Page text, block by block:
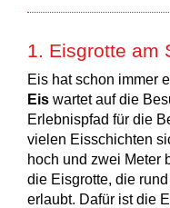
1. Eisgrotte am
Eis hat schon immer
Eis wartet auf die
Erlebnispfad für die
vielen Eisschichten
hoch und zwei Meter
die Eisgrotte, die
erlaubt. Dafür ist die